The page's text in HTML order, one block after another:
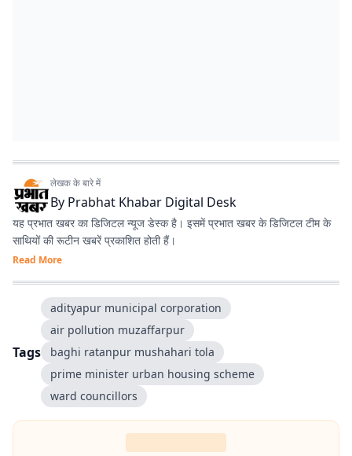
लेखक के बारे में
By Prabhat Khabar Digital Desk
यह प्रभात खबर का डिजिटल न्यूज डेस्क है। इसमें प्रभात खबर के डिजिटल टीम के
साथियों की रूटीन खबरें प्रकाशित होती हैं।
Read More
Tags
adityapur municipal corporation
air pollution muzaffarpur
baghi ratanpur mushahari tola
prime minister urban housing scheme
ward councillors